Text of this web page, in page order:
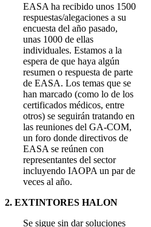
EASA ha recibido unos 1500
respuestas/alegaciones a su
encuesta del año pasado,
unas 1000 de ellas
individuales. Estamos a la
espera de que haya algún
resumen o respuesta de parte
de EASA. Los temas que se
han marcado (como lo de los
certificados médicos, entre
otros) se seguirán tratando en
las reuniones del GA-COM,
un foro donde directivos de
EASA se reúnen con
representantes del sector
incluyendo IAOPA un par de
veces al año.
2. EXTINTORES HALON
Se sigue sin dar soluciones